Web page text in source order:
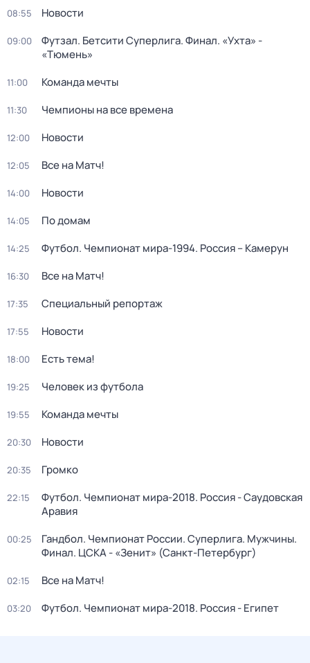
08:55 Новости
09:00
Футзал. Бетсити Суперлига. Финал. «Ухта» -
«Тюмень»
11:00 Команда мечты
11:30 Чемпионы на все времена
12:00 Новости
12:05 Все на Матч!
14:00 Новости
14:05 По домам
14:25 Футбол. Чемпионат мира-1994. Россия – Камерун
16:30 Все на Матч!
17:35 Специальный репортаж
17:55 Новости
18:00 Есть тема!
19:25 Человек из футбола
19:55 Команда мечты
20:30 Новости
20:35 Громко
22:15
Футбол. Чемпионат мира-2018. Россия - Саудовская
Аравия
00:25
Гандбол. Чемпионат России. Суперлига. Мужчины.
Финал. ЦСКА - «Зенит» (Санкт-Петербург)
02:15 Все на Матч!
03:20 Футбол. Чемпионат мира-2018. Россия - Египет